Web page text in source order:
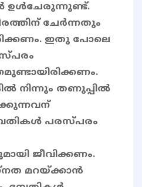
ഉള്‍ചേരുന്നുണ്ട്.
ചേര്‍ന്നതും
ഇതു പോലെ
നിന്നും തണുപ്പില്‍
പരസ്പരം
ജീവിക്കണം.
മറയ്ക്കാന്‍